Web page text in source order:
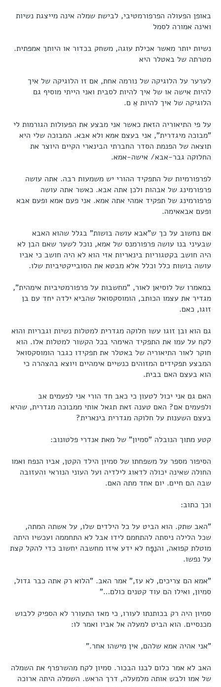
באופן הפעולה הפרפורמטיבי, לבישת שמלה אינה מייצגת נשיות
ואינה אמורה לסמל
נשיות יותר מאשר אכילת עוגה, משחק בכדור או היותך אמפתית.
מטרתה של באטלר היא
לערער על הלוגיקה של נורמה אחת, אם זו הלוגיקה של איך
להיות אישה או של איך להיות לסבית ואני הייתי מוסיף גם
הלוגיקה של איך להיות אֵ ם.
על פי התיאוריה הזאת כאשר אני מבצע את הפעולות הגורמות לי
"מבוכה מיגדרית", אני בעצם אמא ולא אבא. המבוכה שלי היא
תוצאה של הפנמת הסדר החברתי הבינארי הקיים היוצר את
החלוקה גבר-אבא/ אישה-אמא.
לפרפורמיות של התפקיד ההורי יש משמעות רבה. אתה עושה
פרפורמינג של אבהות ולכן אתה אבא. כאשר אתה עושה
פרפורמינג של תפקיד אמהי אתה אמא. אני פעם אמא ופעם אבא
ופעם אבאאימה.
אם נחשוב על כך ש"אבא עושה בושות" בגלל שהוא האבא
שבעיני בנו עושה פרפורמנס של אמא, נוכל לשער שאם הבן לא
היה חושב בקטגוריות בינאריות אזי הוא לא היה חושב כי אביו
עושה בושות כלל וכלל אלא מבטא את הסובייקטיביות שלו.
במאמרו של לוסיאן לאור, "מחשבות על פרפורמטיביות אימהית",
מגדיר את עצמו הכותב, הומוסקסואל שהביא ילדה יחד עם בן
זוגו, כאם.
גם הוא ובן זוגו עשו חלוקה מגדרית למטלות נשיות וגבריות והוא
לקח על עמו את התפקיד האימהי בכל הקשור למטלות אלו. הוא
חוקר לאור התיאוריה של באטלר את תפקידו כגבר הומוסקסואל
המבצע תפקידים המזוהים כנשיים אימהיים ויוצא בהצהרה כי
הוא בעצם האם בבית.
האם גם אני יכול לטעון כי כאב חד הורי אני לפעמים אב
ולפעמים אם? האם טענה זאת תגאל אותי ממבוכה מגדרית, שהיא
בעצם השענות על חלוקה מגדרית בינארית?
קטע מתוך הנובלה "סמיון" של מאת אנדרי פלטונוב:
הסיפור מספר על משפחתו של סמיון הילד הקטן, אביו הנפח ואמו
החולה שאינה יכולה לדאוג לילדיה ועל העוני הנוראי והעזובה
שבה הם חיים. יום אחד מתה האם.
וכך כתוב:
"האב שתק. הוא הביט על כל הילדים שלו, על אשתה המתה,
שכל הלילה ניסתה להתחמם לידו אבל לא התחממה ועכשיו היתה
מוטלת קפואה, והנַפָּח לא ידע איזו מחשבה יחשוב כדי להקל קצת
על נפשו.
"אמא הם צריכים, לא עז," אמר האב. "הלוא רק אתה כבר גדול,
סמיון, ואילו הם עוד קטנים כולם…"
סמיון היה רק בכותנתו לעורו, כי מאז התעורר לא הספיק ללבוש
מכנסיים. הוא הביט למעלה אל אביו ואמר לו:
"אני אהיה אמא שלהם, אין מישהו אחר."
האב לא אמר כלום לבנו הבכור. סמיון לקח מהשרפרף את השמלה
של אמו ולבש אותה מלמעלה, דרך הראש. השמלה היתה ארוכה